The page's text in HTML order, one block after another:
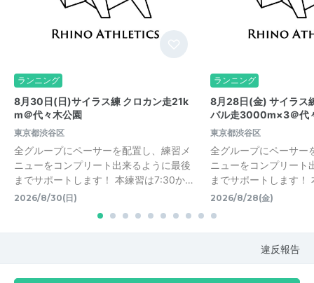
ランニング
8月30日(日)サイラス練 クロカン走21k
m＠代々木公園
東京都渋谷区
全グループにペーサーを配置し、練習メ
ニューをコンプリート出来るように最後
までサポートします！ 本練習は7:30か…
2026/8/30(日)
ランニング
8月28日(金) サイラス
バル走3000m×3＠代
東京都渋谷区
全グループにペーサー
ニューをコンプリート
までサポートします
2026/8/28(金)
違反報告